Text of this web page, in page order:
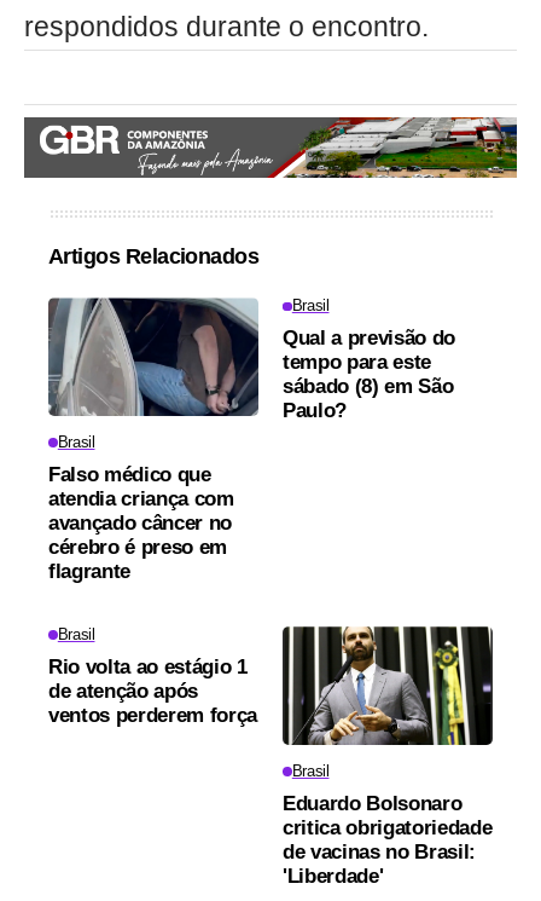
respondidos durante o encontro.
Artigos Relacionados
Brasil
Falso médico que
atendia criança com
avançado câncer no
cérebro é preso em
flagrante
Brasil
Qual a previsão do
tempo para este
sábado (8) em São
Paulo?
Brasil
Rio volta ao estágio 1
de atenção após
ventos perderem força
Brasil
Eduardo Bolsonaro
critica obrigatoriedade
de vacinas no Brasil:
'Liberdade'